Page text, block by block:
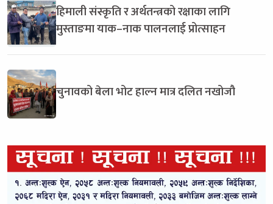
हिमाली संस्कृति र अर्थतन्त्रको रक्षाका लागि
मुस्ताङमा याक–नाक पालनलाई प्रोत्साहन
चुनावको बेला भोट हाल्न मात्र दलित नखोजौ